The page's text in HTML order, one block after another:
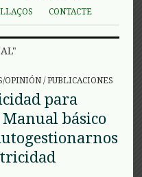
CONTACTE
OPINIÓN/PUBLICACIONES
para
básico